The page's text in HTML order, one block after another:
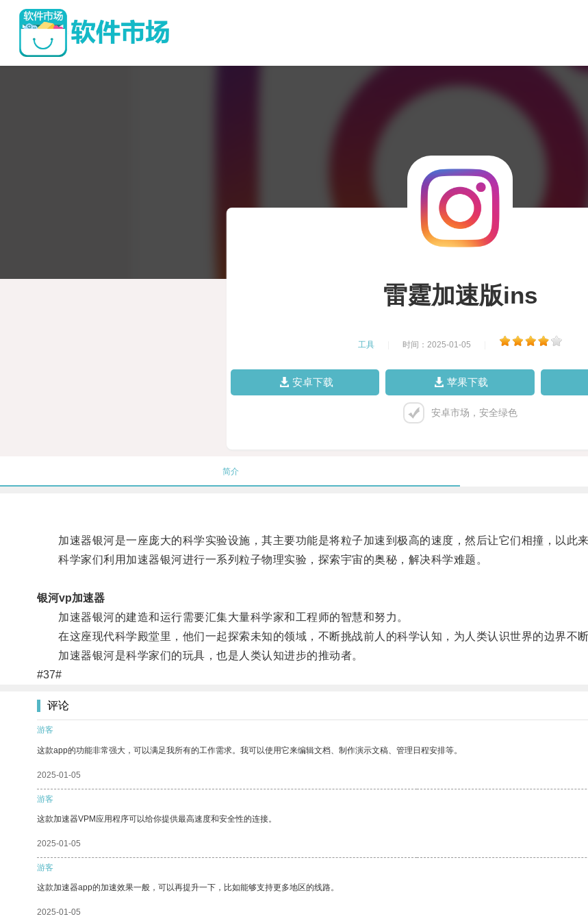
雷霆加速版ins
工具 时间：2025-01-05
安卓下载 苹果下载
安卓市场，安全绿色
简介
加速器银河是一座庞大的科学实验设施，其主要功能是将粒子加速到极高的速度，然后让它们相撞，以此来
科学家们利用加速器银河进行一系列粒子物理实验，探索宇宙的奥秘，解决科学难题。
银河vp加速器
加速器银河的建造和运行需要汇集大量科学家和工程师的智慧和努力。
在这座现代科学殿堂里，他们一起探索未知的领域，不断挑战前人的科学认知，为人类认识世界的边界不断
加速器银河是科学家们的玩具，也是人类认知进步的推动者。
#37#
评论
游客
这款app的功能非常强大，可以满足我所有的工作需求。我可以使用它来编辑文档、制作演示文稿、管理日程安排等。
2025-01-05
游客
这款加速器VPM应用程序可以给你提供最高速度和安全性的连接。
2025-01-05
游客
这款加速器app的加速效果一般，可以再提升一下，比如能够支持更多地区的线路。
2025-01-05